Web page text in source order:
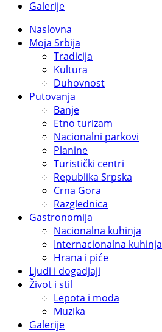
Galerije
Naslovna
Moja Srbija
Tradicija
Kultura
Duhovnost
Putovanja
Banje
Etno turizam
Nacionalni parkovi
Planine
Turistički centri
Republika Srpska
Crna Gora
Razglednica
Gastronomija
Nacionalna kuhinja
Internacionalna kuhinja
Hrana i piće
Ljudi i dogadjaji
Život i stil
Lepota i moda
Muzika
Galerije